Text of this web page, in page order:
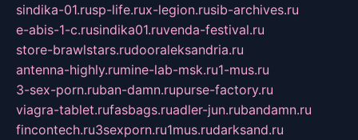
sindika-01.rusp-life.rux-legion.rusib-archives.ru
e-abis-1-c.rusindika01.ruvenda-festival.ru
store-brawlstars.rudooraleksandria.ru
antenna-highly.rumine-lab-msk.ru1-mus.ru
3-sex-porn.ruban-damn.rupurse-factory.ru
viagra-tablet.rufasbags.ruadler-jun.rubandamn.ru
fincontech.ru3sexporn.ru1mus.rudarksand.ru